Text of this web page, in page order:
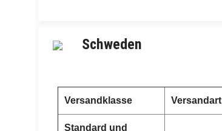
Schweden
Versandklasse Versandart
Standard und